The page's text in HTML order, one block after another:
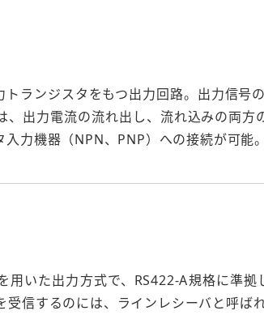
ランジスタをもつ出力回路。出力信
、出力電流の流れ出し、流れ込みの両
力機器（NPN、PNP）への接続が可能。
用いた出力方式で、RS422-A規格に準
信するのには、ラインレシーバと呼ば